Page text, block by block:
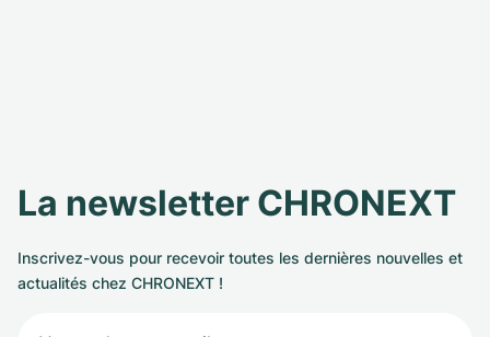
La newsletter CHRONEXT
Inscrivez-vous pour recevoir toutes les dernières nouvelles et
actualités chez CHRONEXT !